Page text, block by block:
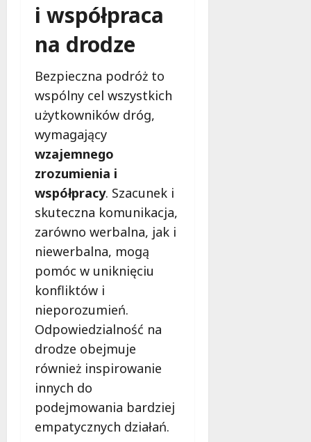
i współpraca
na drodze
Bezpieczna podróż to
wspólny cel wszystkich
użytkowników dróg,
wymagający
wzajemnego
zrozumienia i
współpracy. Szacunek i
skuteczna komunikacja,
zarówno werbalna, jak i
niewerbalna, mogą
pomóc w uniknięciu
konfliktów i
nieporozumień.
Odpowiedzialność na
drodze obejmuje
również inspirowanie
innych do
podejmowania bardziej
empatycznych działań.